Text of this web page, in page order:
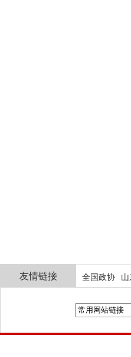
友情链接 全国政协